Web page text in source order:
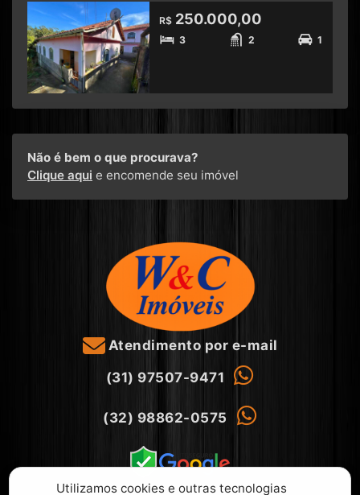
Utilizamos cookies e outras tecnologias
R$ 250.000,00
3 2 1
Não é bem o que procurava?
Clique aqui e encomende seu imóvel
Atendimento por e-mail
(31) 97507-9471
(32) 98862-0575